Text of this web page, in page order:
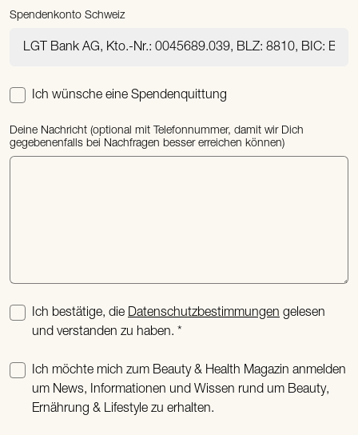
Spendenkonto Schweiz
Ich wünsche eine Spendenquittung
Deine Nachricht (optional mit Telefonnummer, damit wir Dich
gegebenenfalls bei Nachfragen besser erreichen können)
Ich bestätige, die Datenschutzbestimmungen gelesen
und verstanden zu haben.
Ich möchte mich zum Beauty & Health Magazin anmelden
um News, Informationen und Wissen rund um Beauty,
Ernährung & Lifestyle zu erhalten.